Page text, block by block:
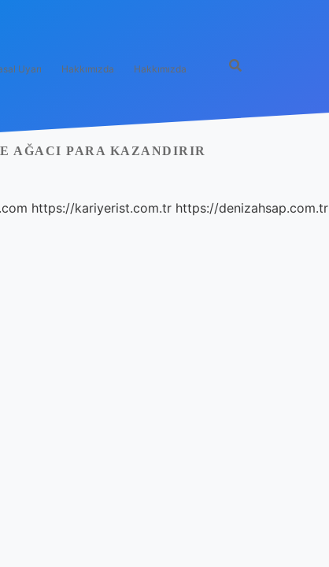
Uyarı Hakkımızda Hakkımızda
AĞACI PARA KAZANDIRIR
https://kariyerist.com.tr https://denizahsap.com.tr